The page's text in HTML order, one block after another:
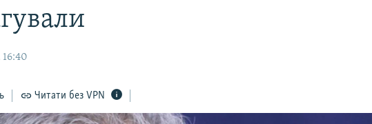
16:40
Читати без VPN